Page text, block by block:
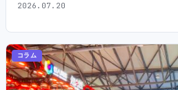
2026.07.20
コラム